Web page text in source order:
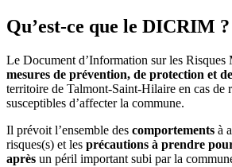
Qu’est-ce que le DICRIM ?
Le Document d’Information sur les Risques
mesures de prévention, de protection et
territoire de Talmont-Saint-Hilaire en cas de
susceptibles d’affecter la commune.
Il prévoit l’ensemble des comportements à
risques(s) et les précautions à prendre
après un péril important subi par la